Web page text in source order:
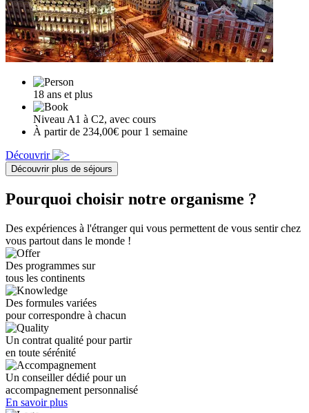
18 ans et plus
Niveau A1 à C2, avec cours
À partir de 234,00€ pour 1 semaine
Découvrir
Découvrir plus de séjours
Pourquoi choisir notre organisme ?
Des expériences à l'étranger qui vous permettent de vous sentir chez
vous partout dans le monde !
Des programmes sur
tous les continents
Des formules variées
pour correspondre à chacun
Un contrat qualité pour partir
en toute sérénité
Un conseiller dédié pour un
accompagnement personnalisé
En savoir plus